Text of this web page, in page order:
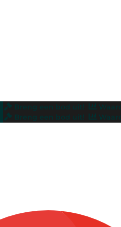
Breng een bod uit!
Breng een bod uit!